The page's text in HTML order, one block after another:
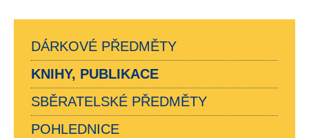
DÁRKOVÉ PŘEDMĚTY
KNIHY, PUBLIKACE
SBĚRATELSKÉ PŘEDMĚTY
POHLEDNICE